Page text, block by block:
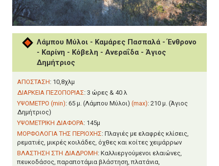
Λάμπου Μύλοι - Καμάρες Πασπαλά - Ένθρονο
- Καρίνη - Κόβελη - Ανεραΐδα - Άγιος
Δημήτριος
ΑΠΟΣΤΑΣΗ: 10,8χλμ
ΔΙΑΡΚΕΙΑ ΠΕΖΟΠΟΡΙΑΣ: 3 ώρες & 40 λ
ΥΨΟΜΕΤΡΟ (min): 65 μ. (Λάμπου Μύλοι) (max): 210 μ. (Άγιος
Δημήτριος)
ΥΨΟΜΕΤΡΙΚΗ ΔΙΑΦΟΡΑ: 145μ
ΜΟΡΦΟΛΟΓΙΑ ΤΗΣ ΠΕΡΙΟΧΗΣ: Πλαγιές με ελαφρές κλίσεις,
ρεματιές, μικρές κοιλάδες, όχθες και κοίτες χειμάρρων
ΒΛΑΣΤΗΣΗ ΣΤΗ ΔΙΑΔΡΟΜΗ: Καλλιεργούμενοι ελαιώνες,
πευκοδάσος, παραποτάμια βλάστηση, πλατάνια,